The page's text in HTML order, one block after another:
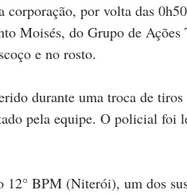
corporação, por volta das
Moisés, do Grupo de
e no rosto.
durante uma troca de
pela equipe. O policial foi
12° BPM (Niterói), um dos